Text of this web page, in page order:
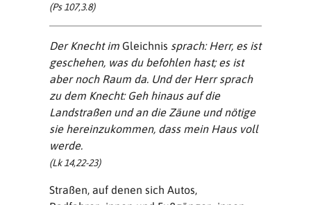
(Ps 107,3.8)
Der Knecht im Gleichnis sprach: Herr, es ist
geschehen, was du befohlen hast; es ist
aber noch Raum da. Und der Herr sprach
zu dem Knecht: Geh hinaus auf die
Landstraßen und an die Zäune und nötige
sie hereinzukommen, dass mein Haus voll
werde.
(Lk 14,22-23)
Straßen, auf denen sich Autos,